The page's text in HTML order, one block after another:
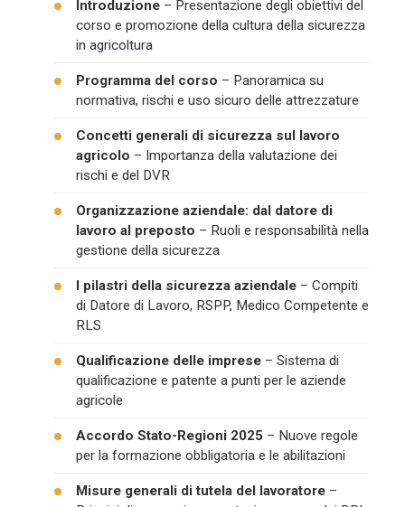
Introduzione – Presentazione degli obiettivi del
corso e promozione della cultura della sicurezza
in agricoltura
Programma del corso – Panoramica su
normativa, rischi e uso sicuro delle attrezzature
Concetti generali di sicurezza sul lavoro
agricolo – Importanza della valutazione dei
rischi e del DVR
Organizzazione aziendale: dal datore di
lavoro al preposto – Ruoli e responsabilità nella
gestione della sicurezza
I pilastri della sicurezza aziendale – Compiti
di Datore di Lavoro, RSPP, Medico Competente e
RLS
Qualificazione delle imprese – Sistema di
qualificazione e patente a punti per le aziende
agricole
Accordo Stato-Regioni 2025 – Nuove regole
per la formazione obbligatoria e le abilitazioni
Misure generali di tutela del lavoratore –